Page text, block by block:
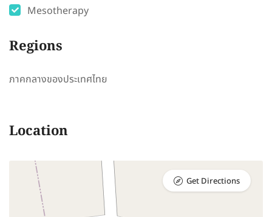
Mesotherapy
Regions
ภาคกลางของประเทศไทย
Location
Get Directions